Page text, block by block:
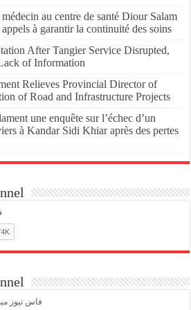
au centre de santé Diour Salam
à garantir la continuité des soins
After Tangier Service Disrupted,
of Information
Relieves Provincial Director of
of Road and Infrastructure Projects
une enquête sur l’échec d’un
à Kandar Sidi Khiar après des pertes